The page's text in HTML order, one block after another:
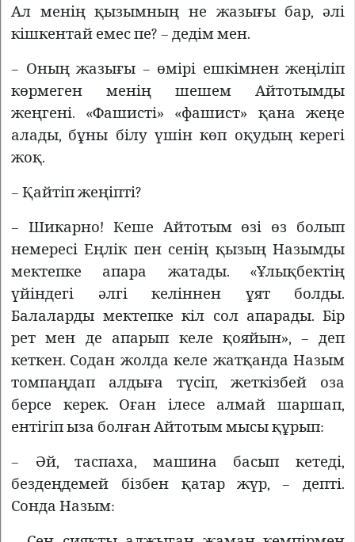
Ал менің қызымның не жазығы бар, әлі
кішкентай емес пе? – дедім мен.
– Оның жазығы – өмірі ешкімнен жеңіліп
көрмеген менің шешем Айтотымды
жеңгені. «Фашисті» «фашист» қана жеңе
алады, бұны білу үшін көп оқудың керегі
жоқ.
– Қайтіп жеңіпті?
– Шикарно! Кеше Айтотым өзі өз болып
немересі Еңлік пен сенің қызың Назымды
мектепке апара жатады. «Ұлықбектің
үйіндегі әлгі келіннен ұят болды.
Балаларды мектепке кіл сол апарады. Бір
рет мен де апарып келе қояйын», – деп
кеткен. Содан жолда келе жатқанда Назым
томпаңдап алдыға түсіп, жеткізбей оза
берсе керек. Оған ілесе алмай шаршап,
ентігіп ыза болған Айтотым мысы құрып:
– Әй, таспаха, машина басып кетеді,
бездеңдемей бізбен қатар жүр, – депті.
Сонда Назым: